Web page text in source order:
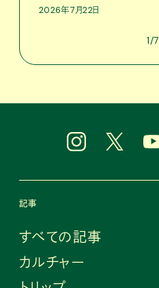
2026年7月22日
1/7
記事
すべての記事
カルチャー